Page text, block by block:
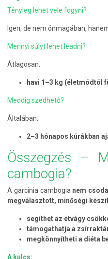
Tényleg lehet vele fogyni?
Igen, de nem önmagában,
Mennyi súlyt lehet leadni?
Átlagosan:
havi 1–3 kg (életmódtól
Meddig szedhető?
Általában:
2–3 hónapos kúrákban
Összegzés –
cambogia?
A garcinia cambogia nem
megválasztott, minőségi
segíthet az étvágy
támogathatja a
megkönnyítheti a diéta
A kulcs: